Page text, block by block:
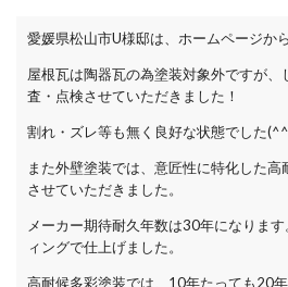
愛媛県松山市U様邸は、ホームページか
屋根瓦は陶器瓦の為塗装対象外ですが
査・点検させていただきました！
割れ・ズレ等も無く良好な状態でした
また外壁塗装では、意匠性に特化した
させていただきました。
メーカー期待耐久年数は30年になりま
ィングで仕上げました。
高耐候多彩塗装では、10年たっても20